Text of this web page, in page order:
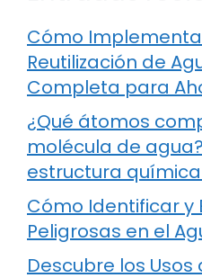
Cómo
Reutilización de
Completa para
¿Qué átomos
molécula de
estructura
Cómo Identificar y
Peligrosas en el
Descubre los